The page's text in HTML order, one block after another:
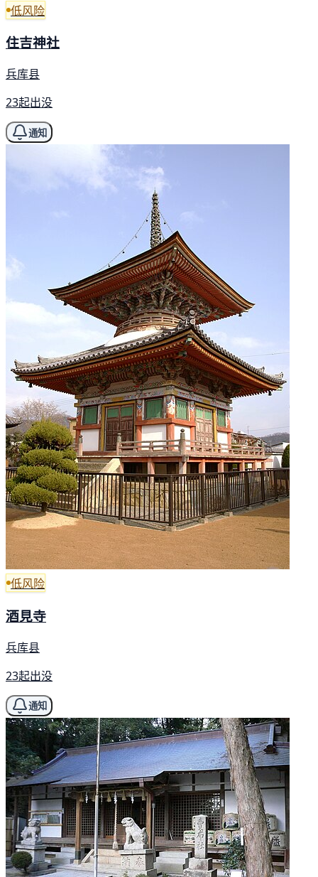
低风险
住吉神社
兵库县
23起出没
通知
低风险
酒見寺
兵库县
23起出没
通知